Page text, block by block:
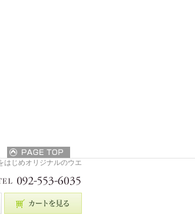
じめオリジナルのウエ